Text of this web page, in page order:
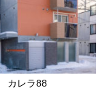
カレラ88